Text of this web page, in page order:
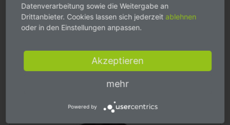
%
Datenverarbeitung sowie die Weitergabe an
Drittanbieter. Cookies lassen sich jederzeit ablehnen
oder in den Einstellungen anpassen.
Akzeptieren
mehr
Powered by